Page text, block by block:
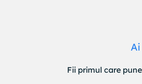
Fii primul care